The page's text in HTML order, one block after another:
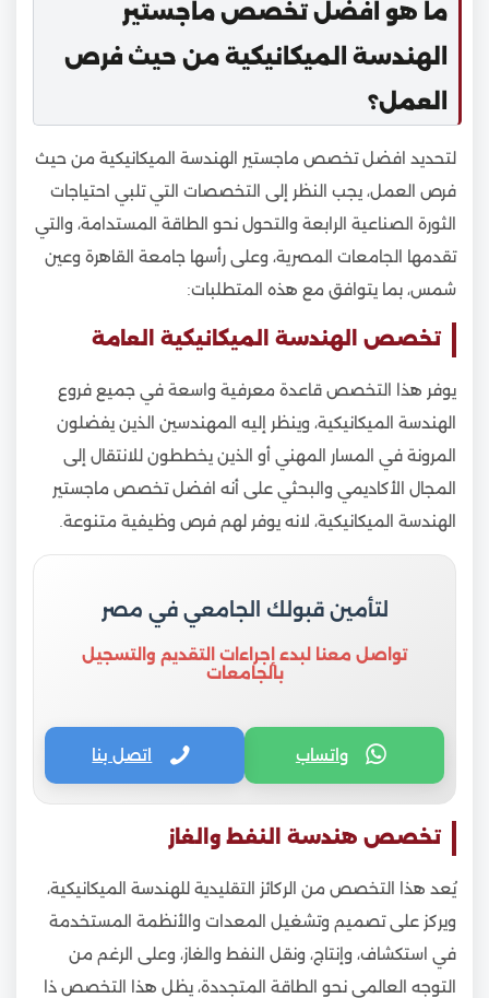
ما هو افضل تخصص ماجستير
الهندسة الميكانيكية من حيث فرص
العمل؟
لتحديد افضل تخصص ماجستير الهندسة الميكانيكية من حيث
فرص العمل، يجب النظر إلى التخصصات التي تلبي احتياجات
الثورة الصناعية الرابعة والتحول نحو الطاقة المستدامة، والتي
تقدمها الجامعات المصرية، وعلى رأسها جامعة القاهرة وعين
شمس، بما يتوافق مع هذه المتطلبات:
تخصص الهندسة الميكانيكية العامة
يوفر هذا التخصص قاعدة معرفية واسعة في جميع فروع
الهندسة الميكانيكية، وينظر إليه المهندسين الذين يفضلون
المرونة في المسار المهني أو الذين يخططون للانتقال إلى
المجال الأكاديمي والبحثي على أنه افضل تخصص ماجستير
الهندسة الميكانيكية، لانه يوفر لهم فرص وظيفية متنوعة.
لتأمين قبولك الجامعي في مصر
تواصل معنا لبدء إجراءات التقديم والتسجيل
بالجامعات
واتساب اتصل بنا
تخصص هندسة النفط والغاز
يُعد هذا التخصص من الركائز التقليدية للهندسة الميكانيكية،
ويركز على تصميم وتشغيل المعدات والأنظمة المستخدمة
في استكشاف، وإنتاج، ونقل النفط والغاز، وعلى الرغم من
التوجه العالمي نحو الطاقة المتجددة، يظل هذا التخصص ذا